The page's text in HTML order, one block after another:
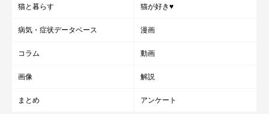
猫と暮らす 猫が好き♥
病気・症状データベース 漫画
コラム 動画
画像 解説
まとめ アンケート